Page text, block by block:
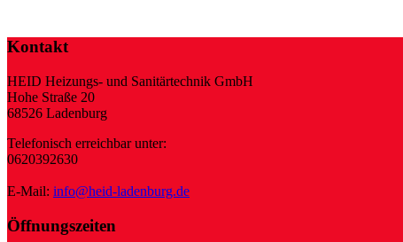
Kontakt
HEID Heizungs- und Sanitärtechnik GmbH
Hohe Straße 20
68526 Ladenburg
Telefonisch erreichbar unter:
0620392630
E-Mail: info@heid-ladenburg.de
Öffnungszeiten